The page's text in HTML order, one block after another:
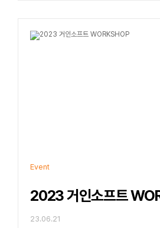
Event
2023 거인소프트
23.06.21